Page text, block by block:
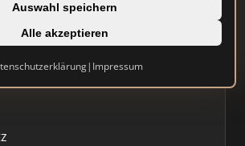
Auswahl speichern
Alle akzeptieren
| Impressum